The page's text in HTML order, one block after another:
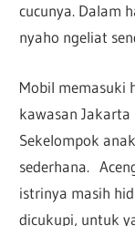
cucunya. Dalam
nyaho ngeliat
Mobil memasuki
kawasan
Sekelompok
sederhana.
istrinya masih
dicukupi, untuk